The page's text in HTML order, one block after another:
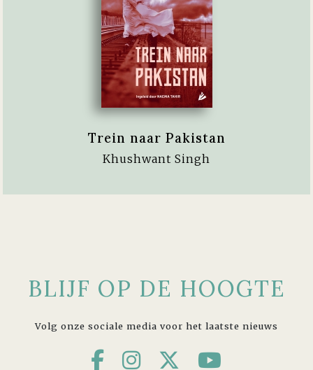
Trein naar Pakistan
Khushwant Singh
BLIJF OP DE HOOGTE
Volg onze sociale media voor het laatste nieuws